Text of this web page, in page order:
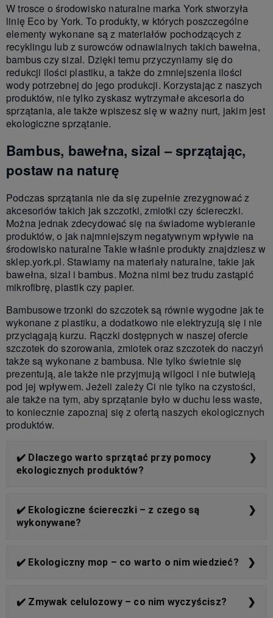
W trosce o środowisko naturalne marka York stworzyła
linię Eco by York. To produkty, w których poszczególne
elementy wykonane są z materiałów pochodzących z
recyklingu lub z surowców odnawialnych takich bawełna,
bambus czy sizal. Dzięki temu przyczyniamy się do
redukcji ilości plastiku, a także do zmniejszenia ilości
wody potrzebnej do jego produkcji. Korzystając z naszych
produktów, nie tylko zyskasz wytrzymałe akcesoria do
sprzątania, ale także wpiszesz się w ważny nurt, jakim jest
ekologiczne sprzątanie.
Bambus, bawełna, sizal – sprzątając,
postaw na naturę
Podczas sprzątania nie da się zupełnie zrezygnować z
akcesoriów takich jak szczotki, zmiotki czy ściereczki.
Można jednak zdecydować się na świadome wybieranie
produktów, o jak najmniejszym negatywnym wpływie na
środowisko naturalne Takie właśnie produkty znajdziesz w
sklep.york.pl. Stawiamy na materiały naturalne, takie jak
bawełna, sizal i bambus. Można nimi bez trudu zastąpić
mikrofibrę, plastik czy papier.
Bambusowe trzonki do szczotek są równie wygodne jak te
wykonane z plastiku, a dodatkowo nie elektryzują się i nie
przyciągają kurzu. Rączki dostępnych w naszej ofercie
szczotek do szorowania, zmiotek oraz szczotek do naczyń
także są wykonane z bambusa. Nie tylko świetnie się
prezentują, ale także nie przyjmują wilgoci i nie butwieją
pod jej wpływem. Jeżeli zależy Ci nie tylko na czystości,
ale także na tym, aby sprzątanie było w duchu less waste,
to koniecznie zapoznaj się z ofertą naszych ekologicznych
produktów.
✔️ Dlaczego warto sprzątać przy pomocy
ekologicznych produktów?
codziennym życiu kieruje się coraz więcej osób.
Warto zwrócić szczególną uwagę na akcesoria, które
wybieramy do sprzątania. Podczas usuwania
wykorzystać produkty, które mają mniej negatywny
wpływ na środowisko. Warto to robić, żeby
detergentów, a jednocześnie cieszyć się czystym
domem.
✔️ Ekologiczne ściereczki – z czego są
wykonywane?
Wykonuje się je między innymi z bawełny. Możesz
wybrać ekologiczne ściereczki na rolce, które są
Jedną sztukę wykorzystasz kilka razy, co jest
oszczędne i korzystne dla środowiska. Do produkcji
✔️ Ekologiczny mop – co warto o nim wiedzieć?
ekologiczny mop. Takie akcesorium powstaje z
materiałów pochodzących z recyklingu. Przykładowo
✔️ Zmywak celulozowy – co nim wyczyścisz?